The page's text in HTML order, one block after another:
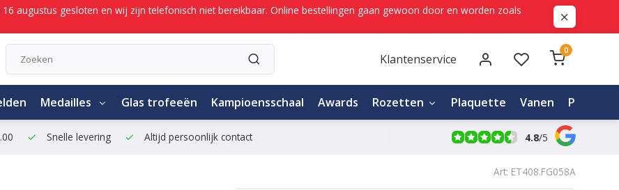
augustus gesloten en wij zijn telefonisch niet bereikbaar. Online bestellingen gaan gewoon door en worden zoals
Klantenservice
0
Medailles Glas trofeeën Kampioensschaal Awards Rozetten Plaquette Vanen
Snelle levering Altijd persoonlijk contact 4.8/5
Art: ET408.FG058A